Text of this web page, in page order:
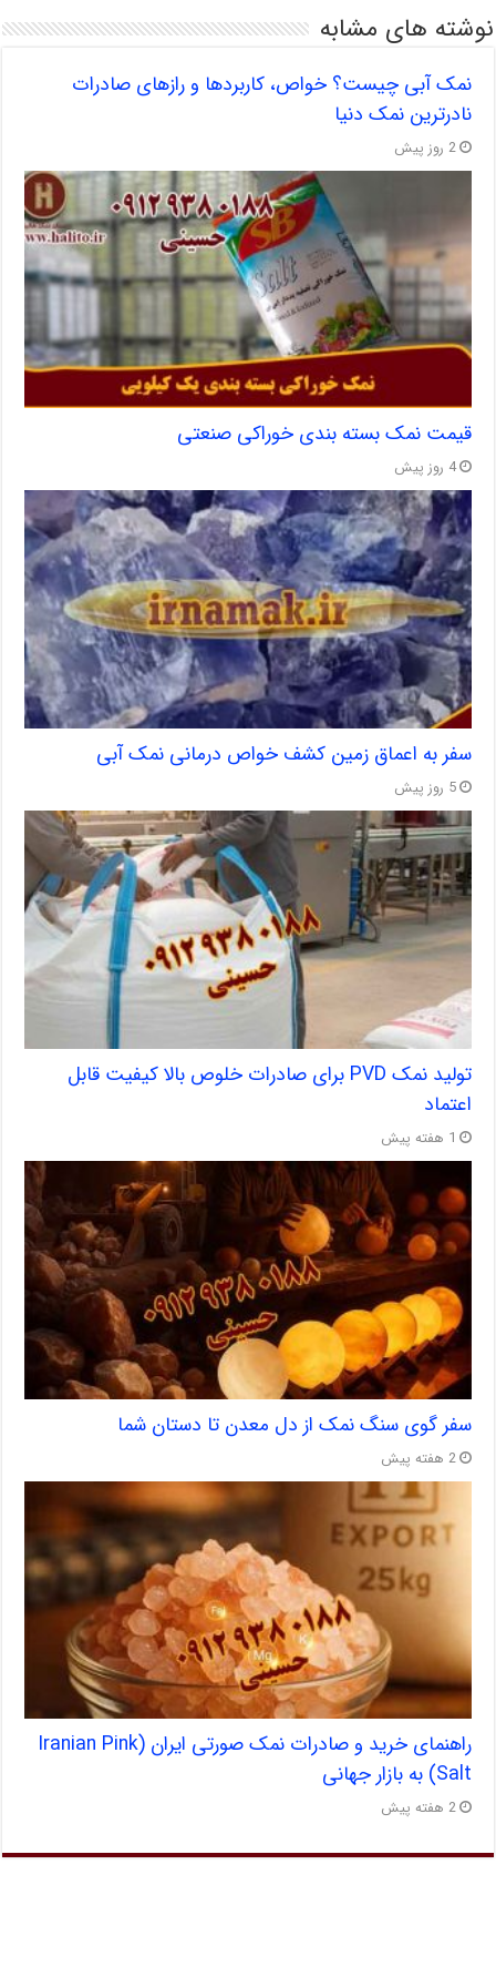
نوشته های مشابه
نمک آبی چیست؟ خواص، کاربردها و رازهای صادرات
نادرترین نمک دنیا
2 روز پیش
قیمت نمک بسته بندی خوراکی صنعتی
4 روز پیش
سفر به اعماق زمین کشف خواص درمانی نمک آبی
5 روز پیش
تولید نمک PVD برای صادرات خلوص بالا کیفیت قابل
اعتماد
1 هفته پیش
سفر گوی سنگ نمک از دل معدن تا دستان شما
2 هفته پیش
راهنمای خرید و صادرات نمک صورتی ایران (Iranian Pink
Salt) به بازار جهانی
2 هفته پیش